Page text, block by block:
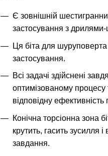
Є зовнішній
застосування з
Ця біта для
застосування.
Всі задачі здійснені
оптимізованому процесу
відповідну
Конічна торсіонна зона
крутить, гасить зусилля і
завдання.